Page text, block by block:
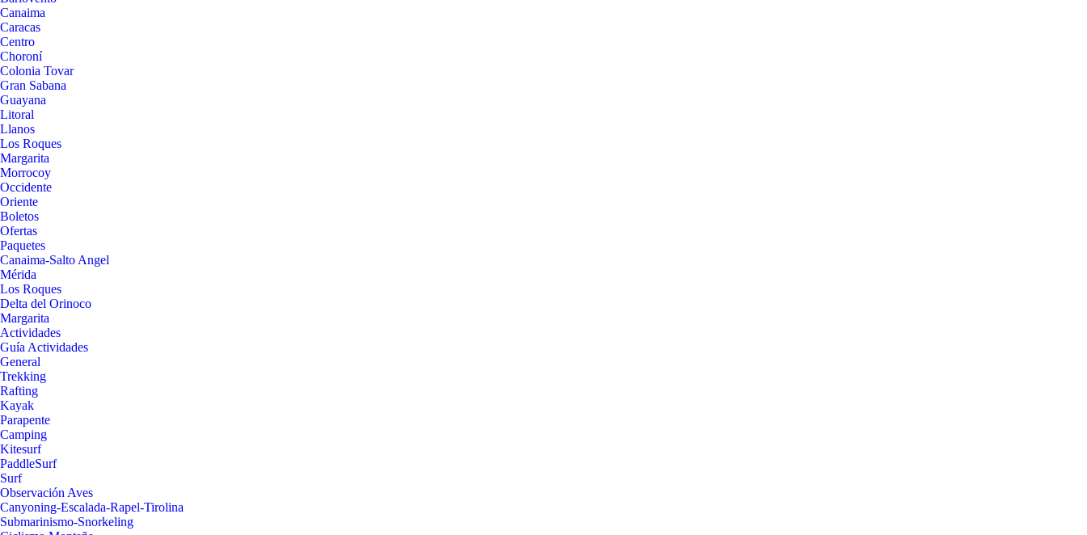
Canaima
Caracas
Centro
Choroní
Colonia Tovar
Gran Sabana
Guayana
Litoral
Llanos
Los Roques
Margarita
Morrocoy
Occidente
Oriente
Boletos
Ofertas
Paquetes
Canaima-Salto Angel
Mérida
Los Roques
Delta del Orinoco
Margarita
Actividades
Guía Actividades
General
Trekking
Rafting
Kayak
Parapente
Camping
Kitesurf
PaddleSurf
Surf
Observación Aves
Canyoning-Escalada-Rapel-Tirolina
Submarinismo-Snorkeling